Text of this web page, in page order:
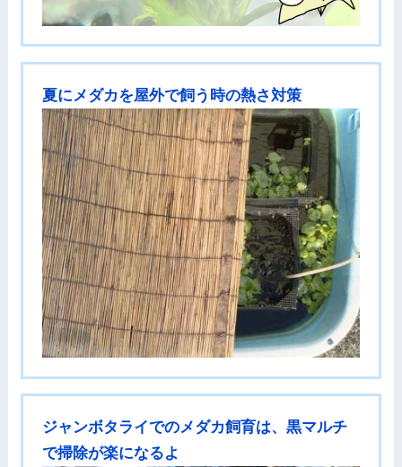
夏にメダカを屋外で飼う時の熱さ対策
ジャンボタライでのメダカ飼育は、黒マルチ
で掃除が楽になるよ